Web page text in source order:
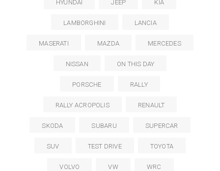
HYUNDAI JEEP KIA
LAMBORGHINI LANCIA
MASERATI MAZDA MERCEDES
NISSAN ON THIS DAY
PORSCHE RALLY
RALLY ACROPOLIS RENAULT
SKODA SUBARU SUPERCAR
SUV TEST DRIVE TOYOTA
VOLVO VW WRC